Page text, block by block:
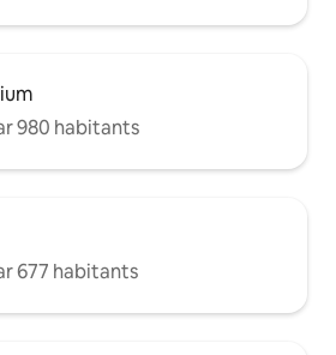
980 habitants
677 habitants